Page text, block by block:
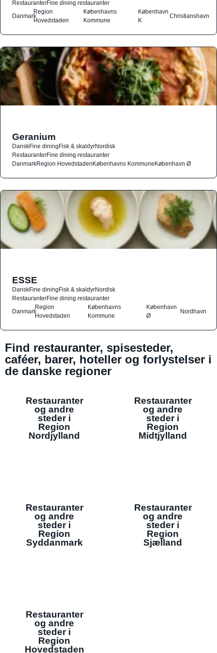
RestauranterFine dining restauranter
Danmark
Region
Hovedstaden
Københavns
Kommune
København
K
Christianshavn
Geranium
DanskFine diningFisk & skaldyrNordisk
RestauranterFine dining restauranter
DanmarkRegion HovedstadenKøbenhavns KommuneKøbenhavn Ø
ESSE
DanskFine diningFisk & skaldyrNordisk
RestauranterFine dining restauranter
Danmark
Region
Hovedstaden
Københavns
Kommune
København
Ø
Nordhavn
Find restauranter, spisesteder,
caféer, barer, hoteller og forlystelser i
de danske regioner
Restauranter
og andre
steder i
Region
Nordjylland
Restauranter
og andre
steder i
Region
Midtjylland
Restauranter
og andre
steder i
Region
Syddanmark
Restauranter
og andre
steder i
Region
Sjælland
Restauranter
og andre
steder i
Region
Hovedstaden